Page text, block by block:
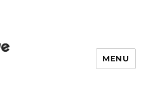
MENU